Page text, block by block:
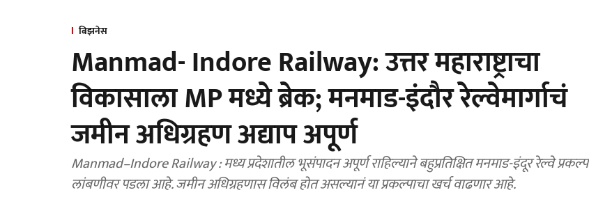
बिझनेस
Manmad- Indore Railway: उत्तर महाराष्ट्राचा
विकासाला MP मध्ये ब्रेक; मनमाड-इंदौर रेल्वेमार्गाचं
जमीन अधिग्रहण अद्याप अपूर्ण
Manmad–Indore Railway : मध्य प्रदेशातील भूसंपादन अपूर्ण राहिल्याने बहुप्रतिक्षित मनमाड-इंदूर रेल्वे प्रकल्प
लांबणीवर पडला आहे. जमीन अधिग्रहणास विलंब होत असल्यानं या प्रकल्पाचा खर्च वाढणार आहे.